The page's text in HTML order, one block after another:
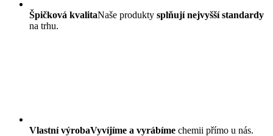
Špičková kvalitaNaše produkty splňují nejvyšší standardy
na trhu.
Vlastní výrobaVyvíjíme a vyrábíme chemii přímo u nás.